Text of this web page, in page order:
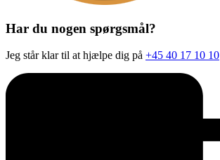
Har du nogen spørgsmål?
Jeg står klar til at hjælpe dig på +45 40 17 10 10